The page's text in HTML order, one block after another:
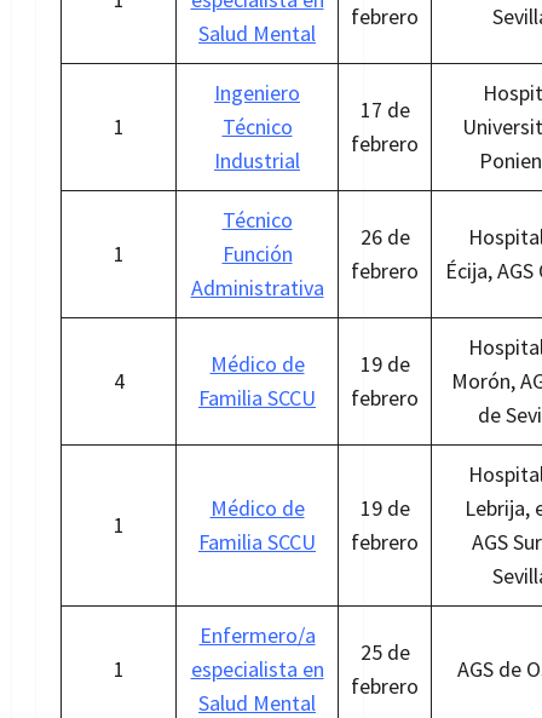
Salud Mental
febrero
1
Ingeniero
Técnico
Industrial
17 de
febrero
1
Técnico
Función
Administrativa
26 de
febrero
Écija,
4
Médico de
Familia SCCU
19 de
febrero
Morón,
de
1
Médico de
Familia SCCU
19 de
febrero
Lebrija,
AGS
1
Enfermero/a
especialista en
Salud Mental
25 de
febrero
AGS de